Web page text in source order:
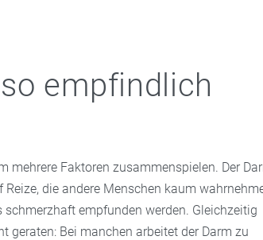
empfindlich
mehrere Faktoren zusammenspielen. Der
die andere Menschen kaum
empfunden werden. Gleichzeitig
geraten: Bei manchen arbeitet der Darm zu